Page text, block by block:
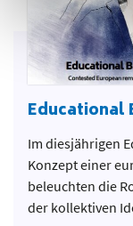
Educational
Im diesjährigen
Konzept einer
beleuchten die
der kollektiven